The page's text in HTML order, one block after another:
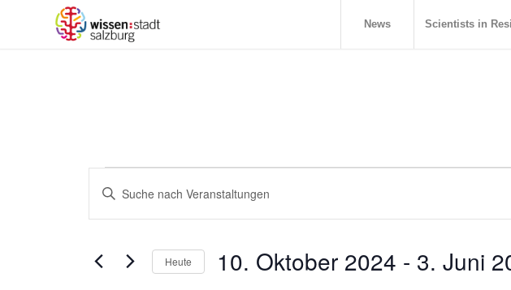
News Scientists in
Veranstaltungen
Suche
und
Ansichten,
Navigation
Bitte
nach
Heute 10. Oktober 2024 - 3. Juni